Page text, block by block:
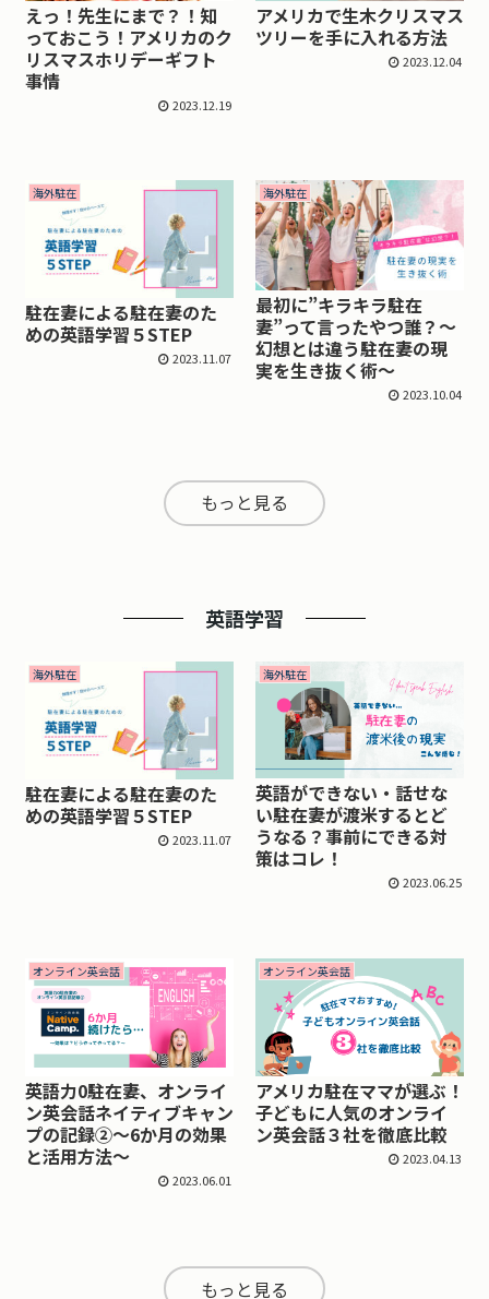
えっ！先生にまで？！知
っておこう！アメリカのク
リスマスホリデーギフト
事情
2023.12.19
アメリカで生木クリスマス
ツリーを手に入れる方法
2023.12.04
海外駐在
駐在妻による駐在妻のた
めの英語学習５STEP
2023.11.07
海外駐在
最初に”キラキラ駐在
妻”って言ったやつ誰？～
幻想とは違う駐在妻の現
実を生き抜く術～
2023.10.04
もっと見る
英語学習
海外駐在
駐在妻による駐在妻のた
めの英語学習５STEP
2023.11.07
海外駐在
英語ができない・話せな
い駐在妻が渡米するとど
うなる？事前にできる対
策はコレ！
2023.06.25
オンライン英会話
英語力0駐在妻、オンライ
ン英会話ネイティブキャン
プの記録➁～6か月の効果
と活用方法～
2023.06.01
オンライン英会話
アメリカ駐在ママが選ぶ！
子どもに人気のオンライ
ン英会話３社を徹底比較
2023.04.13
もっと見る